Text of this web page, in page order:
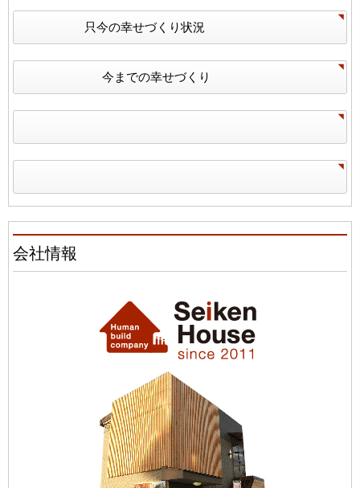
只今の幸せづくり状況
今までの幸せづくり
会社情報